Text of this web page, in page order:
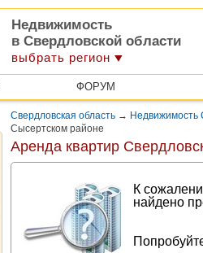
Недвижимость
в Свердловской области
выбрать регион
ФОРУМ
Свердловская область → Недвижимость
Сысертском районе
Аренда квартир
К
найдено